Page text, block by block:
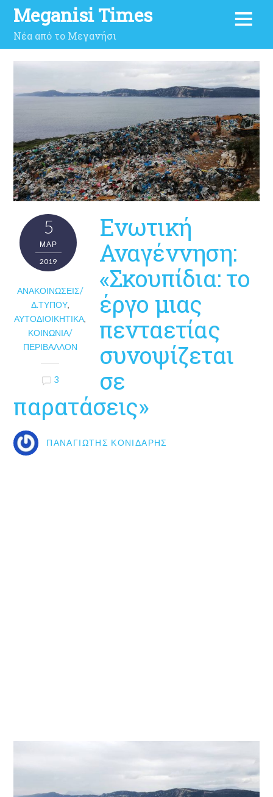
Meganisi Times
Νέα από το Μεγανήσι
5
ΜΑΡ
2019
ΑΝΑΚΟΙΝΏΣΕΙΣ/
Δ.ΤΎΠΟΥ,
ΑΥΤΟΔΙΟΙΚΗΤΙΚΆ,
ΚΟΙΝΩΝΊΑ/
ΠΕΡΙΒΆΛΛΟΝ
3
Ενωτική
Αναγέννηση:
«Σκουπίδια: το
έργο μιας
πενταετίας
συνοψίζεται
σε
παρατάσεις»
ΠΑΝΑΓΙΏΤΗΣ ΚΟΝΙΔΆΡΗΣ